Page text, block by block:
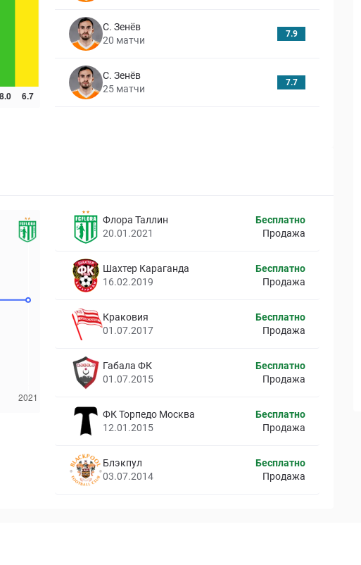
С. Зенёв
20 матчи
7.9
С. Зенёв
25 матчи
7.7
Флора Таллин
20.01.2021
Бесплатно
Продажа
Шахтер Караганда
16.02.2019
Бесплатно
Продажа
Краковия
01.07.2017
Бесплатно
Продажа
Габала ФК
01.07.2015
Бесплатно
Продажа
ФК Торпедо Москва
12.01.2015
Бесплатно
Продажа
Блэкпул
03.07.2014
Бесплатно
Продажа